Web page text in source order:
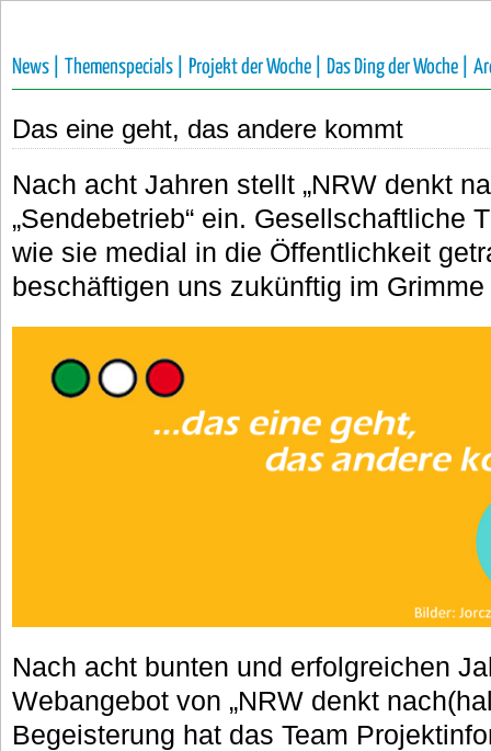
News | Themenspecials | Projekt der Woche | Das Ding der Woche |
Das eine geht, das andere kommt
Nach acht Jahren stellt „NRW denkt
„Sendebetrieb“ ein. Gesellschaftliche
wie sie medial in die Öffentlichkeit
beschäftigen uns zukünftig im Grimme
Nach acht bunten und erfolgreichen
Webangebot von „NRW denkt
Begeisterung hat das Team